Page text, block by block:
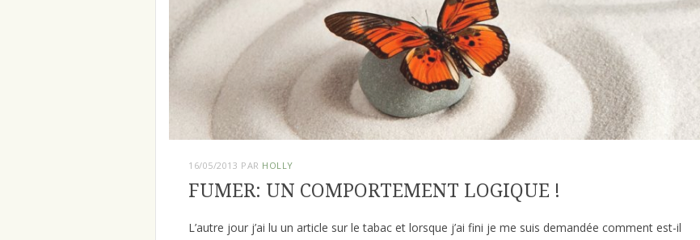
16/05/2013 PAR HOLLY
FUMER: UN COMPORTEMENT LOGIQUE !
L’autre jour j’ai lu un article sur le tabac et lorsque j’ai fini je me suis demandée comment est-il